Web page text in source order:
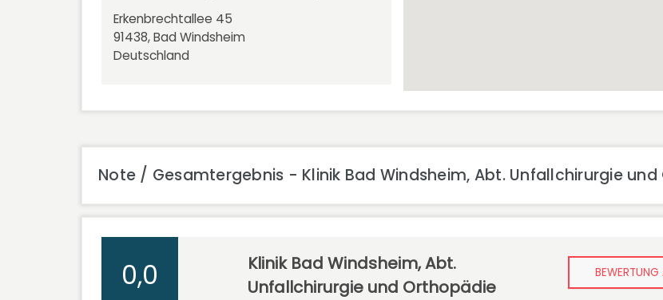
Erkenbrechtallee 45
91438, Bad Windsheim
Deutschland
Note / Gesamtergebnis - Klinik Bad Windsheim, Abt. Unfallchirurgie
0,0
Klinik Bad Windsheim, Abt.
Unfallchirurgie und Orthopädie
BEWERTUNG